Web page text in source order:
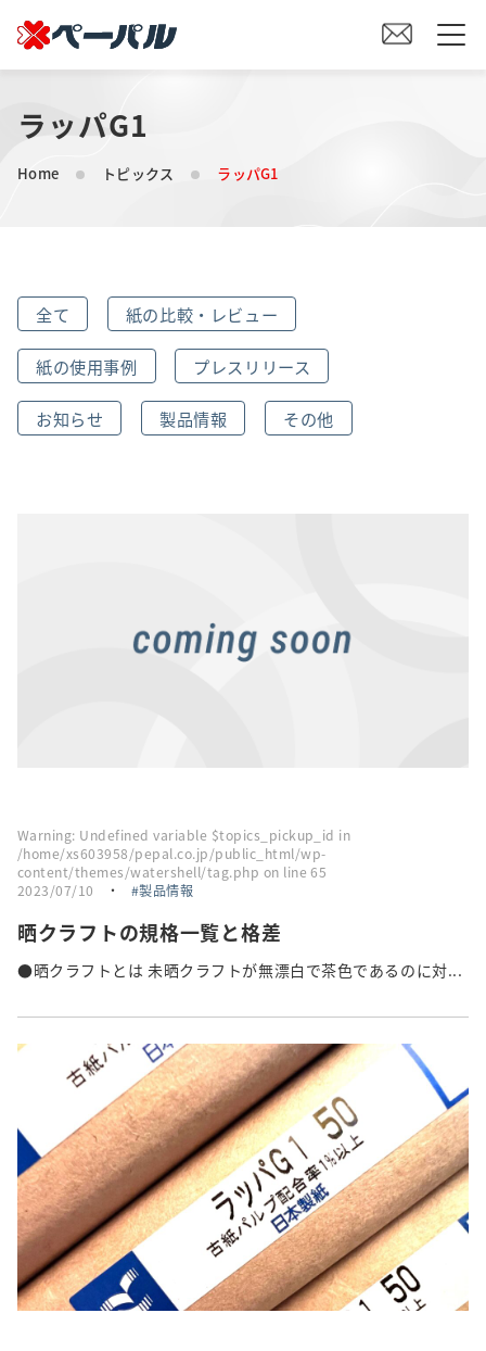
HOME
初めての方へ
オリジナル素材製造をご検討の方へ
会社案内
お問い合わせ・エントリー
ラッパG1
Home トピックス ラッパG1
全て 紙の比較・レビュー
紙の使用事例 プレスリリース
お知らせ 製品情報 その他
Warning: Undefined variable $topics_pickup_id in
/home/xs603958/pepal.co.jp/public_html/wp-
content/themes/watershell/tag.php on line65
2023/07/10
・ 製品情報
晒クラフトの規格一覧と格差
●晒クラフトとは 未晒クラフトが無漂白で茶色であるのに対...